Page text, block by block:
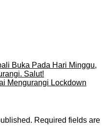
Buka Pada Hari Minggu,
Salut!
Mengurangi Lockdown
Required fields are